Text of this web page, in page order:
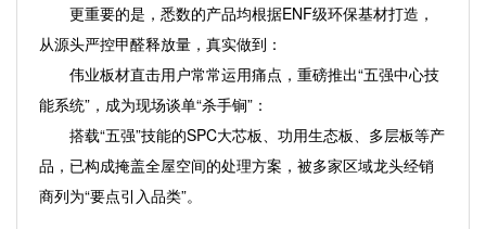
更重要的是，悉数的产品均根据ENF级环保基材打造，
从源头严控甲醛释放量，真实做到：
伟业板材直击用户常常运用痛点，重磅推出“五强中心技
能系统”，成为现场谈单“杀手锏”：
搭载“五强”技能的SPC大芯板、功用生态板、多层板等产
品，已构成掩盖全屋空间的处理方案，被多家区域龙头经销
商列为“要点引入品类”。